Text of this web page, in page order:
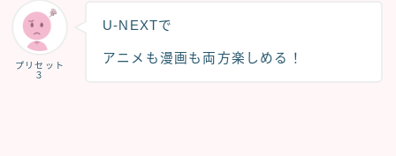
プリセット
３
U-NEXTで
アニメも漫画も両方楽しめる！